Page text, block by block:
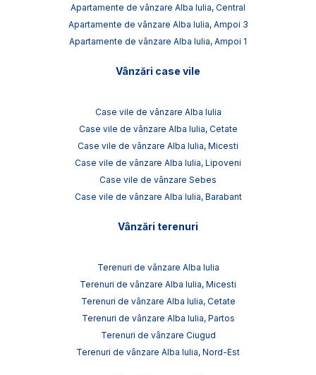
Apartamente de vânzare Alba Iulia, Central
Apartamente de vânzare Alba Iulia, Ampoi 3
Apartamente de vânzare Alba Iulia, Ampoi 1
Vânzări case vile
Case vile de vânzare Alba Iulia
Case vile de vânzare Alba Iulia, Cetate
Case vile de vânzare Alba Iulia, Micesti
Case vile de vânzare Alba Iulia, Lipoveni
Case vile de vânzare Sebes
Case vile de vânzare Alba Iulia, Barabant
Vânzări terenuri
Terenuri de vânzare Alba Iulia
Terenuri de vânzare Alba Iulia, Micesti
Terenuri de vânzare Alba Iulia, Cetate
Terenuri de vânzare Alba Iulia, Partos
Terenuri de vânzare Ciugud
Terenuri de vânzare Alba Iulia, Nord-Est